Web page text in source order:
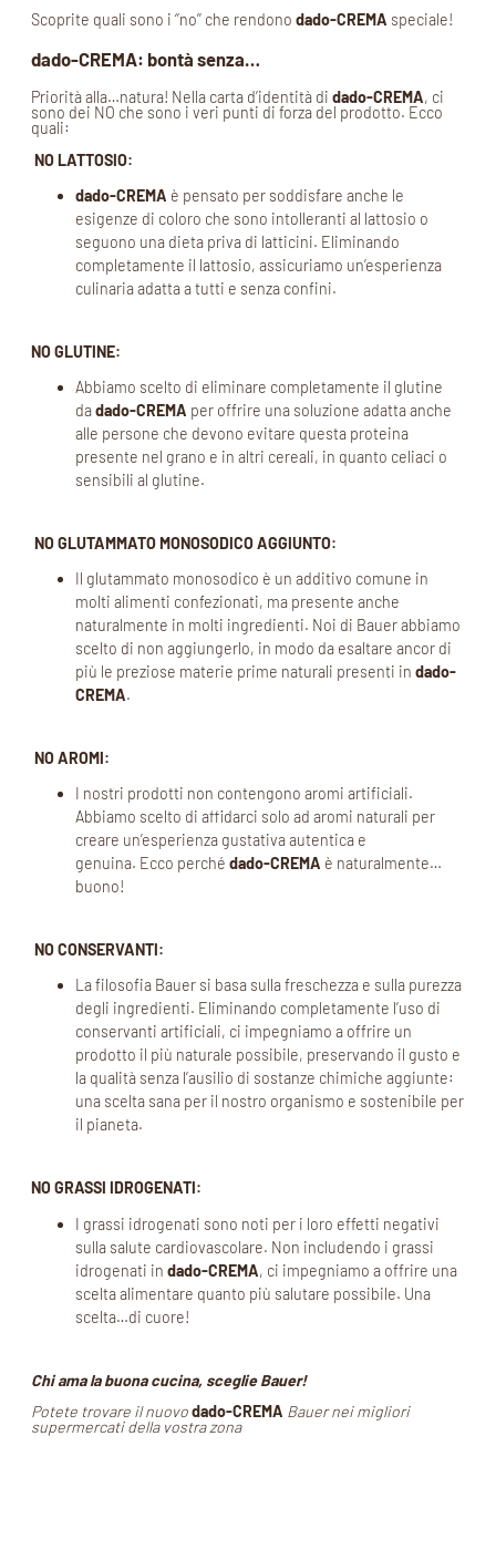
Scoprite quali sono i ‘’no’’ che rendono dado-CREMA speciale!
dado-CREMA: bontà senza…
Priorità alla…natura! Nella carta d’identità di dado-CREMA, ci
sono dei NO che sono i veri punti di forza del prodotto. Ecco
quali:
NO LATTOSIO:
dado-CREMA è pensato per soddisfare anche le
esigenze di coloro che sono intolleranti al lattosio o
seguono una dieta priva di latticini. Eliminando
completamente il lattosio, assicuriamo un’esperienza
culinaria adatta a tutti e senza confini.
NO GLUTINE:
Abbiamo scelto di eliminare completamente il glutine
dadado-CREMA per offrire una soluzione adatta anche
alle persone che devono evitare questa proteina
presente nel grano e in altri cereali, in quanto celiaci o
sensibili al glutine.
NO GLUTAMMATO MONOSODICO AGGIUNTO:
Il glutammato monosodico è un additivo comune in
molti alimenti confezionati, ma presente anche
naturalmente in molti ingredienti. Noi di Bauer abbiamo
scelto di non aggiungerlo, in modo da esaltare ancor di
più le preziose materie prime naturali presenti in dado-
CREMA.
NO AROMI:
I nostri prodotti non contengono aromi artificiali.
Abbiamo scelto di affidarci solo ad aromi naturali per
creare un’esperienza gustativa autentica e
genuina. Ecco perché dado-CREMA è naturalmente…
buono!
NO CONSERVANTI:
La filosofia Bauer si basa sulla freschezza e sulla purezza
degli ingredienti. Eliminando completamente l’uso di
conservanti artificiali, ci impegniamo a offrire un
prodotto il più naturale possibile, preservando il gusto e
la qualità senza l’ausilio di sostanze chimiche aggiunte:
una scelta sana per il nostro organismo e sostenibile per
il pianeta.
NO GRASSI IDROGENATI:
I grassi idrogenati sono noti per i loro effetti negativi
sulla salute cardiovascolare. Non includendo i grassi
idrogenati in dado-CREMA, ci impegniamo a offrire una
scelta alimentare quanto più salutare possibile. Una
scelta…di cuore!
Chi ama la buona cucina, sceglie Bauer!
Potete trovare il nuovodado-CREMA Bauer nei migliori
supermercati della vostra zona